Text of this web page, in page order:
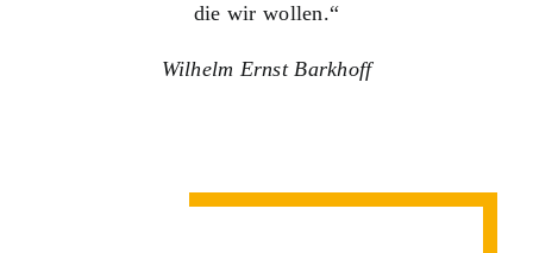
die wir wollen.“
Wilhelm Ernst Barkhoff